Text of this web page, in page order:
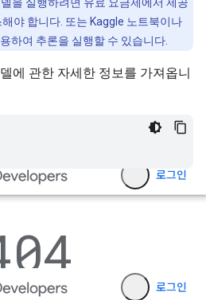
야 합니다. 또는 Kaggle 노트북이나
하여 추론을 실행할 수 있습니다.
에 관한 자세한 정보를 가져옵니